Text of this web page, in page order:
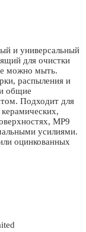
и универсальный
для очистки
можно мыть.
распыления и
общие
Подходит для
MP9
усилиями.
оцинкованных